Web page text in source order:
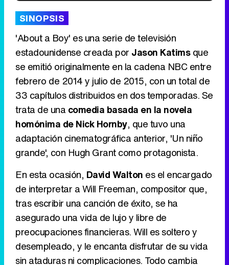
Tráiler de '33 días', la nueva serie de Atresplayer con Julián Villagrán y José Manuel Poga
Canción ganadora de Eurovisión 2026: DARA con "Bangaranga" por Bulgaria
SINOPSIS
'About a Boy' es una serie de televisión
estadounidense creada por Jason Katimsque
se emitió originalmente en la cadena NBC entre
febrero de 2014 y julio de 2015, con un total de
33 capítulos distribuidos en dos temporadas. Se
trata de una comedia basada en la novela
homónima de Nick Hornby, que tuvo una
adaptación cinematográfica anterior, 'Un niño
grande', con Hugh Grant como protagonista.
En esta ocasión, David Walton es el encargado
de interpretar a Will Freeman, compositor que,
tras escribir una canción de éxito, se ha
asegurado una vida de lujo y libre de
preocupaciones financieras. Will es soltero y
desempleado, y le encanta disfrutar de su vida
sin ataduras ni complicaciones. Todo cambia